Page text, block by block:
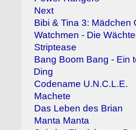
Next
Bibi & Tina 3: Mädchen
Watchmen - Die
Striptease
Bang Boom Bang - Ein
Ding
Codename U.N.C.L.E.
Machete
Das Leben des Brian
Manta Manta